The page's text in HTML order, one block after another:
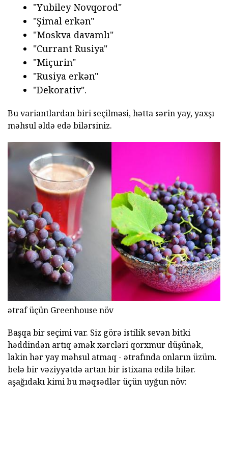
"Yubiley Novqorod"
"Şimal erkən"
"Moskva davamlı"
"Currant Rusiya"
"Miçurin"
"Rusiya erkən"
"Dekorativ".
Bu variantlardan biri seçilməsi, hətta sərin yay, yaxşı
məhsul əldə edə bilərsiniz.
ətraf üçün Greenhouse növ
Başqa bir seçimi var. Siz görə istilik sevən bitki
həddindən artıq əmək xərcləri qorxmur düşünək,
lakin hər yay məhsul atmaq - ətrafında onların üzüm.
belə bir vəziyyətdə artan bir istixana edilə bilər.
aşağıdakı kimi bu məqsədlər üçün uyğun növ: